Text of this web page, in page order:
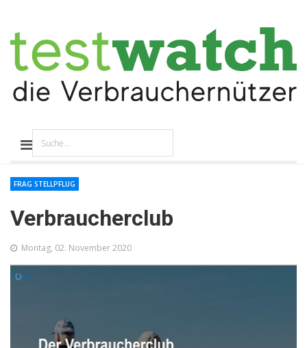
Verbraucherclub
FRAG STELLPFLUG
Montag, 02. November 2020